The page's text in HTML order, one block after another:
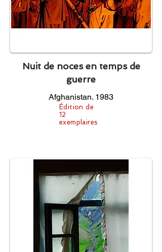
Nuit de noces en temps de
guerre
Afghanistan. 1983
Édition de
12
exemplaires